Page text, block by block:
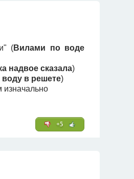
(Вилами по воде
надвое сказала)
воду в решете)
изначально
+5